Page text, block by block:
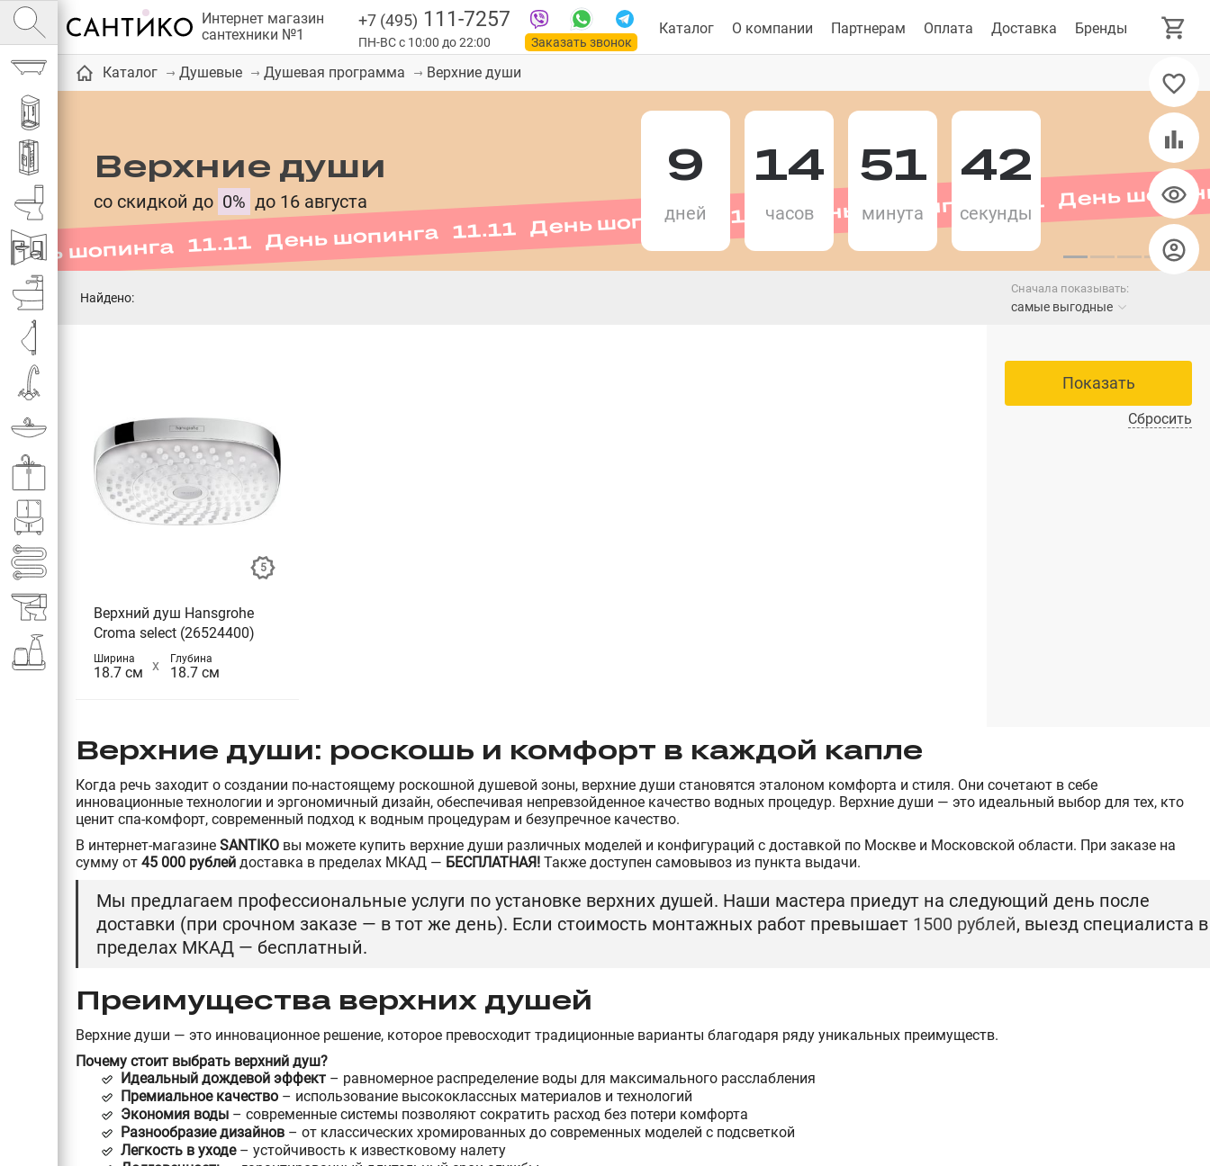
Интернет магазин
сантехники №1
+7 (495) 111-7257
ПН-ВС с 10:00 до 22:00
Заказать звонок
Ванны
Душевые
Унитазы
Инсталляции
Биде
Раковины в ванную комнату
Кухонные мойки
Мебель для ванной комнаты
Элитная сантехника
Аксессуары и комплектующие
Каталог О компании Партнерам Оплата Доставка Бренды
Каталог Душевые Душевая программа Верхние души
День шопинга 11.11 День шопинга 11.11 День шопинга 11.11 День шопинга 11.11 День
Верхние души
со скидкой до 0% до 16 августа
9
дней
14
часов
51
минута
42
секунды
Сначала показывать:
самые выгодные
Найдено:
Показать
Сбросить
Верхний душ Hansgrohe
Croma select (26524400)
Ширина
18.7 см
Глубина
18.7 см
Верхние души: роскошь и комфорт в каждой капле
Когда речь заходит о создании по-настоящему роскошной душевой зоны, верхние души становятся эталоном комфорта и стиля. Они сочетают в себе
инновационные технологии и эргономичный дизайн, обеспечивая непревзойденное качество водных процедур. Верхние души — это идеальный выбор для тех, кто
ценит спа-комфорт, современный подход к водным процедурам и безупречное качество.
В интернет-магазине SANTIKO вы можете купить верхние души различных моделей и конфигураций с доставкой по Москве и Московской области. При заказе на
сумму от 45 000 рублей доставка в пределах МКАД — БЕСПЛАТНАЯ! Также доступен самовывоз из пункта выдачи.
Мы предлагаем профессиональные услуги по установке верхних душей. Наши мастера приедут на следующий день после
доставки (при срочном заказе — в тот же день). Если стоимость монтажных работ превышает 1500 рублей, выезд специалиста в
пределах МКАД — бесплатный.
Преимущества верхних душей
Верхние души — это инновационное решение, которое превосходит традиционные варианты благодаря ряду уникальных преимуществ.
Почему стоит выбрать верхний душ?
Идеальный дождевой эффект – равномерное распределение воды для максимального расслабления
Премиальное качество – использование высококлассных материалов и технологий
Экономия воды – современные системы позволяют сократить расход без потери комфорта
Разнообразие дизайнов – от классических хромированных до современных моделей с подсветкой
Легкость в уходе – устойчивость к известковому налету